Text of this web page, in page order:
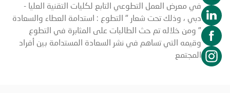
في معرض العمل التطوعي التابع لكليات التقنية العليا -
دبي ، وذلك تحت شعار " التطوع : استدامة العطاء والسعادة
" ومن خلاله تم حث الطالبات على المثابرة في التطوع
وقيمه التي تساهم في نشر السعادة المستدامة بين أفراد
المجتمع